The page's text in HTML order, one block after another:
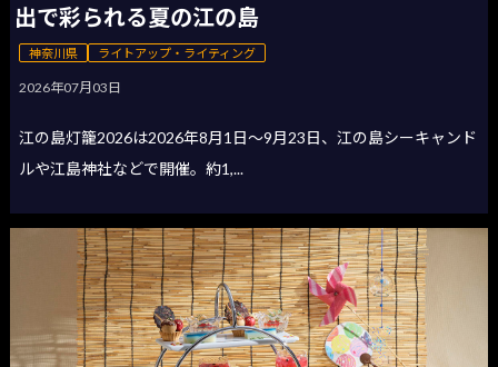
出で彩られる夏の江の島
神奈川県 ライトアップ・ライティング
2026年07月03日
江の島灯籠2026は2026年8月1日〜9月23日、江の島シーキャンド
ルや江島神社などで開催。約1,...